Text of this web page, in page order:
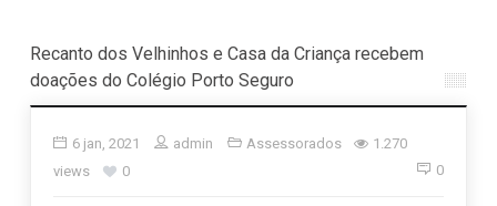
Recanto dos Velhinhos e Casa da Criança recebem
doações do Colégio Porto Seguro
6 jan, 2021 admin Assessorados
1.270
views
0 0